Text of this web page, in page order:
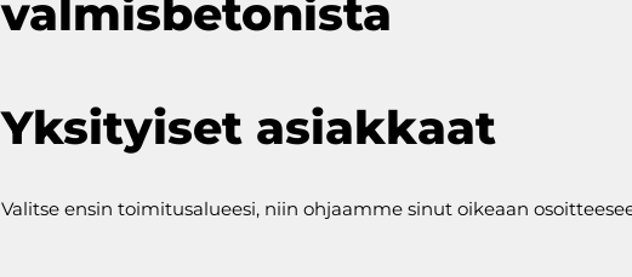
valmisbetonista
Yksityiset asiakkaat
Valitse ensin toimitusalueesi, niin ohjaamme sinut oikeaan